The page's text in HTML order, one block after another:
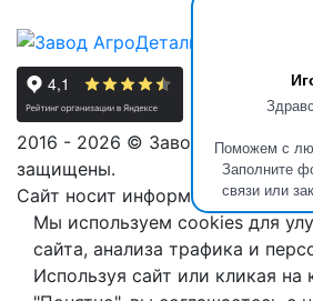
Поможем с
Заполните
связи или
2016 - 2026 © Завод
защищены.
Сайт носит информационный
Мы используем cookies для
сайта, анализа трафика и
Используя сайт или кликая на